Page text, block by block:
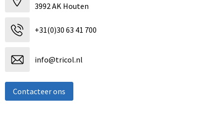
3992 AK Houten
+31(0)30 63 41 700
info@tricol.nl
Contacteer ons